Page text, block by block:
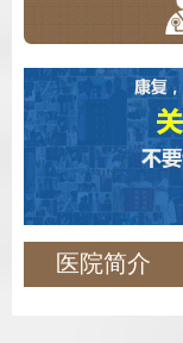
医院简介